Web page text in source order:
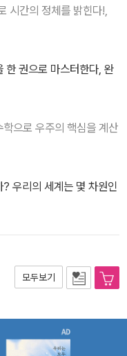
시간의 정체를 밝힌다!,
한 권으로 마스터한다, 완
으로 우주의 핵심을 계산
우리의 세계는 몇 차원인
모두보기